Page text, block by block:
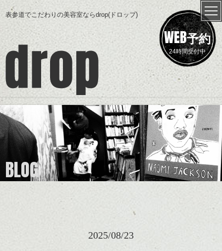
表参道でこだわりの美容室ならdrop(ドロップ)
WEB予約
24時間受付中
BLOG
2025/08/23